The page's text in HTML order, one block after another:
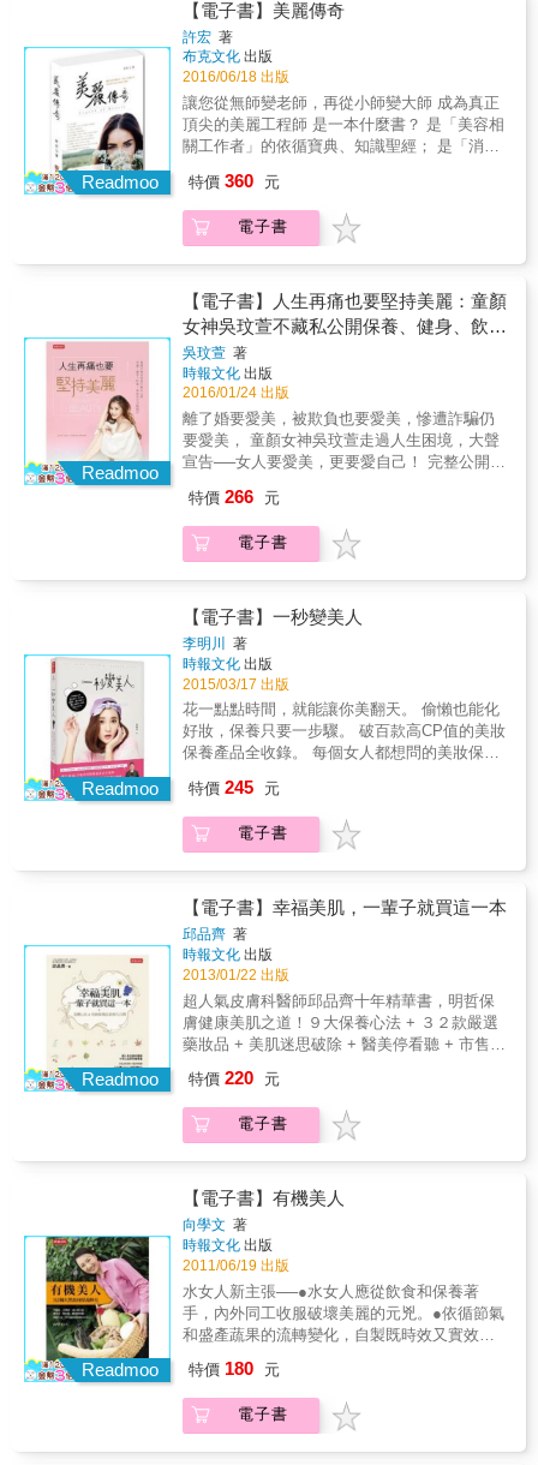
技巧，效果顯著又能簡單實踐！ ★亞希子將無
私公開打造「潤澤肌」的方法、如何以小心機
打造大人的「透明感」？如何以簡單手法改造
總是一程不變的妝容？
如思考「適合自己的主張」 越昂貴的保養品不
見得越好，堅持使用無添加化學物質、自己做
純天然保養品，勝過市面上的保養品。 ◎170
款天然配方，給你從頭到腳的全心呵護 ∣全身保
養：臉部身體頭髮 收錄適合不同膚質的洗面
乳、化妝水、乳液等保養配方，還能自製保濕
面膜、抗痘露等加強臉部保養。沐浴乳、洗髮
精等每天都需使用的清潔品，也能自己做，安
心洗淨。 *玫瑰花水化妝水：玫瑰花水有鎮靜皮
液：以滋潤的乳油木果脂、杏核油、酪梨油，
製作出強力保濕乳液。 *黑糖泡泡磨砂皂：以植
物油、有機黑砂糖與天然粉製作，去除老廢角
刺激性低，降低對頭皮的傷害。 ∣細部滋養：指
緣腳跟嘴唇 指緣、腳跟、嘴唇等小部位，容易
因為天氣變化變得乾裂粗糙，書中收錄多款針
對局部的保養配方，加強照護。 *羊毛脂護足
霜：混合羊毛脂、蜜蠟，讓粗裂的腳跟變得柔
嫩又平滑。 *荷荷巴指緣油：荷荷巴油保濕易吸
收，讓容易脫皮的指甲邊緣恢復生氣。 *椰子油
護唇膏：天然清新的椰子油有保濕抗菌功能，
的肌膚照顧 本書特別針對肌膚敏感脆弱的小寶
寶、油水易失衡的男性族群，提供更貼心細緻
的照護配方。 *天然防蚊軟膏：以洋甘菊、茶樹
低酒精比例，達到溫和不刺激的清潔消毒。 *防
落髮洗髮精：加入菖蒲與何首烏成分，預防男
士最在意髮絲掉落。 ◎無毒居家香氛，打造清
新氛圍 以植物精油等自然原料製作的香氛產
品，呼吸之間都讓人無比放心。 *迷迭香擴香
瓶：以迷迭香、薄荷精油調配的擴香瓶，香氣
迷人、療癒放鬆。 *檸檬精油除臭劑：混合多款
精油，抗菌除臭同時達到清香效果。 *芳香蠟
燭：大豆蠟、天然精油做成的蠟燭，燃燒後不
170款從頭到腳的清潔保養配方，全家人都適
用。 2、步驟詳細：一一介紹製作步驟與可替
代材料，成功易上手。 3、安心天然：全書的
用起來更安心。
Readmoo
【電子書】美麗傳奇
許宏 著
布克文化 出版
2016/06/18 出版
讓您從無師變老師，再從小師變大師 成為真正
頂尖的美麗工程師 是一本什麼書？ 是「美容相
關工作者」的依循寶典、知識聖經； 是「消費
奇」。 美容師、美體師、芳療師、美髮師、美
眉師、美睫師、美甲師、靈性心裡諮詢師、占
卜師、按摩師、健康調理師、造型師、新娘祕
篇的宇宙浩瀚。 照亮黑暗，顛覆您對美的錯誤
思維！ A《真理知識篇》 是不讓我們走入悲情
的方針 告訴我們美容相關的標準原理、方式與
祕密，包含美容八大課題、方法、觀念，不懂
美容的消費者看完也懂了。 B《特殊技藝篇》
是蛻變翻轉技術優勢的機會 美容不需要花大
錢，非必要時千萬別打針動刀弄槍，因為美容
是藝術不是手術，是技術不是魔術。提供您沒
有見過原始技藝，卻是「力到美生」的傳奇。
C《靈性之美篇》 是避免本末倒置的正確觀念
習慣改變生活的方式，就能讓自己回歸自在的
大自然之美。 D《典範傳奇篇》 是精進拜師求
藝的客觀參考 收藏於其中的美麗工程師，都是
術典範，更是想要踏入此一領域者，拜師學藝
的最佳選擇。 美麗是從心靈打底的根本態度，
傳奇就是生命精彩綻放的軌跡。 這是一本感動
世界的書，更是美麗創造的明燈。千年萬年永
流傳，古今中外盡美麗，故稱《美麗傳奇》。
特價 360 元
電子書
Readmoo
【電子書】人生再痛也要堅持美麗：童顏
女神吳玟萱不藏私公開保養、健身、飲
食、穿搭四大逆齡絕招
吳玟萱 著
時報文化 出版
2016/01/24 出版
離了婚要愛美，被欺負也要愛美，慘遭詐騙仍
要愛美， 童顏女神吳玟萱走過人生困境，大聲
宣告──女人要愛美，更要愛自己！ 完整公開女
好物 揭露保養、美妝、飲食、健身、穿搭全方
位逆齡大絕招！ & 愛美這條路踏上了，跪著也
要走完！ 自從十二歲意識到保養的重要性後，
不舒服，她都一定會確實仔細的卸妝、清潔、
保養，從頭到腳，沒有一天懈怠過，因為她知
道每個人一生中只擁有這一身「皮衣」，若不
好好保護照顧，可沒有別件可以替換；而她也
深切明白，惟有珍視自己，才能讓自己更美！
& 她的堅持換來了讓人羨慕的體態、容貌、肌
膚，看似人生勝利組的她，其實遭遇過許多生
命中的低潮，婚姻的不幸、被分隔的親情、慘
遭詐騙的金錢損失&hellip;&hellip;她曾經絕望，
生，創造屬於她的正面能量！ & 保養成癮、美
妝中毒的她，已累積三本美容保養書籍，持續
分享美麗情報，本書並首度公開分享從裡到
外、從頭到腳的逆齡大絕招，讓妳美還要更
美、嫩還要更嫩、年輕還要更年輕！更打破女
明星禁忌，完整記錄卸妝過程，真實呈現妝前
妝後無違和晶瑩肌膚，用最真實的一面為每一
個愛美的你現身說法。 & 美麗，不是用來取悅
別人的手段，而是善待自己的表現，各位美
人，跟著童顏女神吳玟萱一起從心愛自己，用
心變美麗吧！ & 童顏女神的美麗放大絕 雪白
膚．全身保養＋美容食補 萌童顏．經典愛物＋
保養祕訣 精緻妝．必備神器＋彩妝技巧 輕盈
體．健身方法＋美體食譜 時尚裝．私服穿搭＋
配色哲學
特價 266 元
電子書
Readmoo
【電子書】一秒變美人
李明川
著
時報文化 出版
2015/03/17 出版
花一點點時間，就能讓你美翻天。 偷懶也能化
好妝，保養只要一步驟。 破百款高CP值的美妝
保養產品全收錄。 每個女人都想問的美妝保養
膚愈有效？ ＊眼線好容易暈開，到底用哪種眼
線筆才不會暈開？ ＊面膜可以天天敷嗎？ ＊顯
瘦穿搭的秘訣到底怎麼掌握？ ＊百搭單品有哪
才能美」？ 所以大家一下忙著踩高跟鞋拉長身
高比例；一下要關心流行趨勢，煩惱高腰褲這
一季可不可穿；一下要學一大堆的化妝術語，
永遠搞不清楚眼線筆和眼線液的差別是什麼；
更別說家裡堆積如山的保養品們了，到底乳液
和精華液的前後順序是什麼？保濕到底是凝露
好還是凍膜好？ & 妳也可能經常站在化妝品專
櫃前面，看著無數的美妝品放空，等到店員極
力推銷妳某款最新流行的產品，你的腦波值瞬
己的產品買回家，回家之後，理智恢復，卻開
始茫然於這些東西為什麼要買？什麼時候用得
上？ & 上述這些女人都可能碰到的問題，甚至
是每天都會碰到的問題，明川老師如同一盞明
燈都聽到囉！這本書一次解決妳的徬徨、妳的
苦惱、妳的想偷懶，以及那些關於美妝保養的
所有疑問。跟著比女人還了解女人的明川老
師，一起理直氣壯地用最省事的方法，不走冤
枉路，也不花冤枉錢，從美妝、保養到服裝，
從頭到腳，一起變身美人兒吧！
特價 245 元
電子書
Readmoo
【電子書】幸福美肌，一輩子就買這一本
邱品齊 著
時報文化 出版
2013/01/22 出版
超人氣皮膚科醫師邱品齊十年精華書，明哲保
膚健康美肌之道！９大保養心法 + ３２款嚴選
藥妝品 + 美肌迷思破除 + 醫美停看聽 + 市售化
一本！關於肌膚，我們知道多少？護角質比去
角質重要。角質是肌膚保水的重要功臣，別為
了短暫的光滑犧牲珍貴的保溼能力。關於保養
等成分，讓油性、水性成分快速蒸散消失所造
成的錯覺。市售化妝保養品，我們該知道什
麼？1. 化妝品等級的礦物油其實安全性相當
高，幾無致敏性及致痘性。2. 要隔離彩妝，一
般的乳液或乳霜已綽綽有餘，實在不需要用到
隔離霜。3. 很多抗老產品只是讓外表看來暫時
年輕一點，其細胞及組織都還是持續老化。4.
產品使用感的油膩與清爽與否，跟是否會致粉
刺或致痘沒有絕對關係。5. 金箔保養品、膠原
前還沒有任何文獻發現黃金可經由皮膚被直接
吸收；透過飲品服用的膠原蛋白也會直接在腸
道內被分解，不可能直接被肌膚利用。靜下心
特價 220 元
電子書
Readmoo
【電子書】有機美人
向學文 著
時報文化 出版
2011/06/19 出版
水女人新主張──●水女人應從飲食和保養著
手，內外同工收服破壞美麗的元兇。●依循節氣
和盛產蔬果的流轉變化，自製既時效又實效的
明瞭生成原因，都能有對策。●認真吃當季在地
食物，要不健康美麗，很難。●一物多用，再創
廚餘新價值。●小花小草妙用無窮，就看有沒有
特價 180 元
電子書